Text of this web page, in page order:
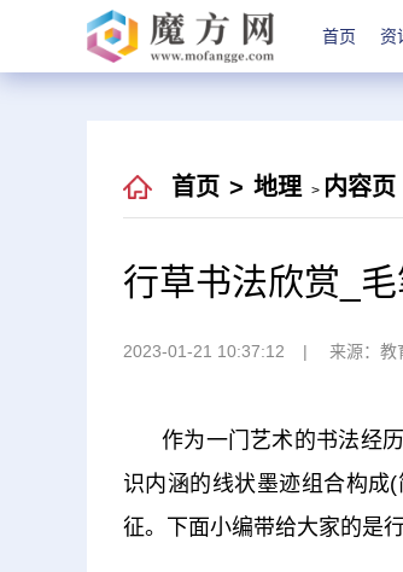
首页 资
首页 > 地理 > 内容页
行草书法欣赏_
2023-01-21 10:37:12 来源：教
作为一门艺术的书法经
识内涵的线状墨迹组合构成
征。下面小编带给大家的是